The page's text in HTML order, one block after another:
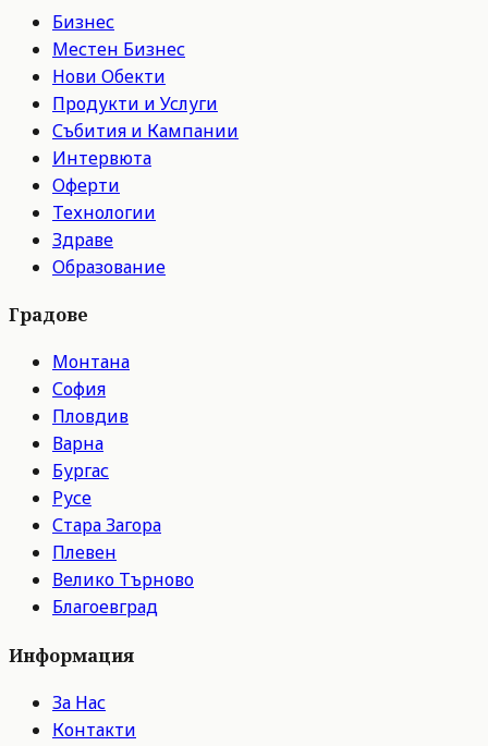
Бизнес
Местен Бизнес
Нови Обекти
Продукти и Услуги
Събития и Кампании
Интервюта
Оферти
Технологии
Здраве
Образование
Градове
Монтана
София
Пловдив
Варна
Бургас
Русе
Стара Загора
Плевен
Велико Търново
Благоевград
Информация
За Нас
Контакти